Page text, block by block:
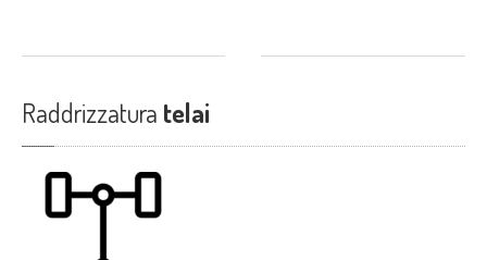
Raddrizzatura telai